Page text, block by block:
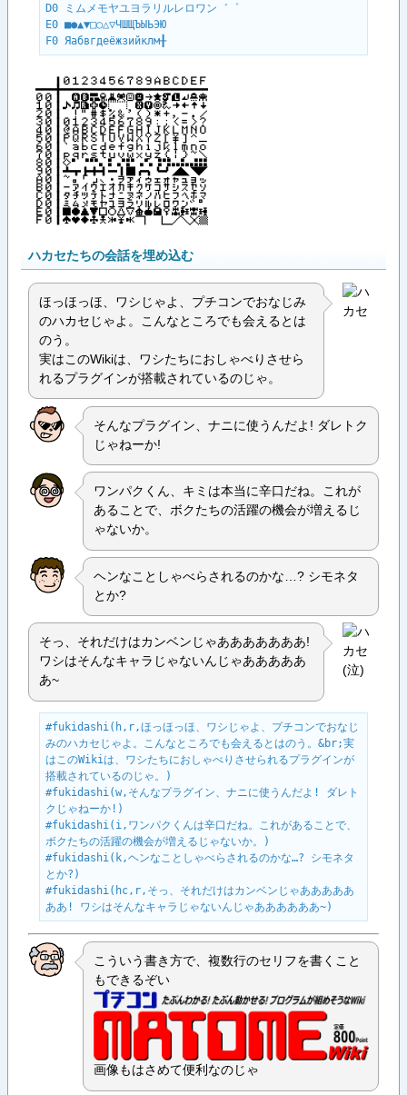
D0 ミムメモヤユヨラリルレロワン゛゜
E0 ■●▲▼□○△▽ЧШЩЪЫЬЭЮ
F0 Яабвгдеёжзийклм╂
│０１２３４５６７８９ＡＢＣＤＥＦ
──┼────────────────
００│ АБВГДЕЁЖЗИЙКЛМН
１０│♪ОнПРСТУФХ◎Ц→←↑↓
２０│ ！”＃＄％＆′（）＊＋，－．／
３０│０１２３４５６７８９：；＜＝＞？
４０│＠ＡＢＣＤＥＦＧＨＩＪＫＬＭＮＯ
５０│ＰＱＲＳＴＵＶＷＸＹＺ［￥］＾＿
６０│｀ａｂｃｄｅｆｇｈｉｊｋｌｍｎｏ
７０│ｐｑｒｓｔｕｖｗｘｙｚ｛￤｝~＼
８０│◇━┃┏┓┛┗┣┳┫┻╋┠┯┨┷
９０│┴┬├┼┤─│┿┌┐└┘┝┰┥┸
Ａ０│~。「」、・ヲァィゥェォャュョッ
Ｂ０│ーアイウエオカキクケコサシスセソ
Ｃ０│タチツテトナニヌネノハヒフヘホマ
Ｄ０│ミムメモヤユヨラリルレロワン゛゜
Ｅ０│■●▲▼□○△▽ЧШЩЪЫЬЭЮ
Ｆ０│Яабвгдеёжзийклм╂
ハカセたちの会話を埋め込む
ほっほっほ、ワシじゃよ、プチコンでおなじみ
のハカセじゃよ。こんなところでも会えるとは
のう。
実はこのWikiは、ワシたちにおしゃべりさせら
れるプラグインが搭載されているのじゃ。
そんなプラグイン、ナニに使うんだよ! ダレトク
じゃねーか!
ワンパクくん、キミは本当に辛口だね。これが
あることで、ボクたちの活躍の機会が増えるじ
ゃないか。
ヘンなことしゃべらされるのかな…? シモネタ
とか?
そっ、それだけはカンベンじゃあああああああ!
ワシはそんなキャラじゃないんじゃあああああ
あ~
#fukidashi(h,r,ほっほっほ、ワシじゃよ、プチコンでおなじ
みのハカセじゃよ。こんなところでも会えるとはのう。&br;実
はこのWikiは、ワシたちにおしゃべりさせられるプラグインが
搭載されているのじゃ。)
#fukidashi(w,そんなプラグイン、ナニに使うんだよ! ダレト
クじゃねーか!)
#fukidashi(i,ワンパクくんは辛口だね。これがあることで、
ボクたちの活躍の機会が増えるじゃないか。)
#fukidashi(k,ヘンなことしゃべらされるのかな…? シモネタ
とか?)
#fukidashi(hc,r,そっ、それだけはカンベンじゃあああああ
ああ! ワシはそんなキャラじゃないんじゃああああああ~)
こういう書き方で、複数行のセリフを書くこと
もできるぞい
画像もはさめて便利なのじゃ